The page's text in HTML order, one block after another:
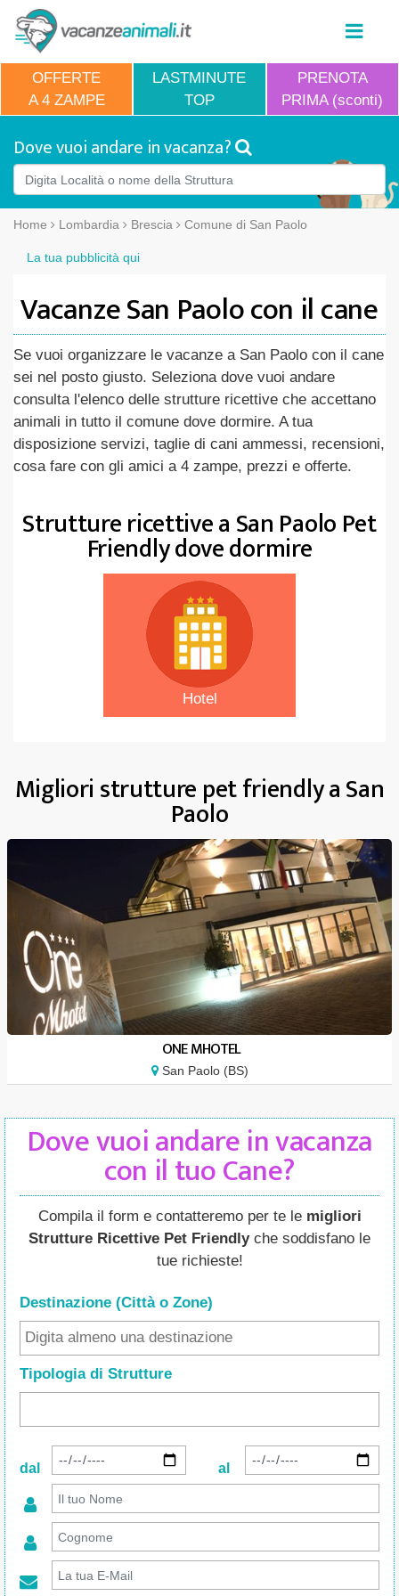
OFFERTE
A 4 ZAMPE
LASTMINUTE
TOP
PRENOTA
PRIMA (sconti)
Dove vuoi andare in vacanza?
Home Lombardia Brescia Comune di San Paolo
La tua pubblicità qui
Vacanze San Paolo con il cane
Se vuoi organizzare le vacanze a San Paolo con il cane
sei nel posto giusto. Seleziona dove vuoi andare
consulta l'elenco delle strutture ricettive che accettano
animali in tutto il comune dove dormire. A tua
disposizione servizi, taglie di cani ammessi, recensioni,
cosa fare con gli amici a 4 zampe, prezzi e offerte.
Strutture ricettive a San Paolo Pet
Friendly dove dormire
Hotel
Migliori strutture pet friendly a San
Paolo
ONE MHOTEL
San Paolo (BS)
Dove vuoi andare in vacanza
con il tuo Cane?
Compila il form e contatteremo per te le migliori
Strutture Ricettive Pet Friendlyche soddisfano le
tue richieste!
Destinazione (Città o Zone)
Tipologia di Strutture
dal al